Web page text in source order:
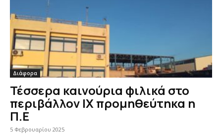
Διάφορα
Τέσσερα καινούρια φιλικά στο
περιβάλλον ΙΧ προμηθεύτηκα η
Π.Ε
5 Φεβρουαρίου 2025